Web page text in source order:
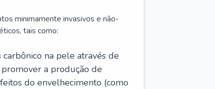
minimamente invasivos e não-
tais como:
na pele através de
a produção de
do envelhecimento (como